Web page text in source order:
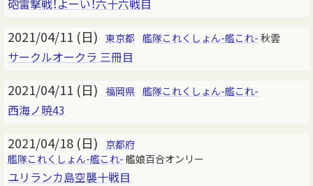
砲雷撃戦！よーい！六十六戦目
2021/04/11 (日) 東京都 艦隊これくしょん-艦これ- 秋雲
サークルオークラ 三冊目
2021/04/11 (日) 福岡県 艦隊これくしょん-艦これ-
西海ノ暁43
2021/04/18 (日)
京都府
艦隊これくしょん-艦これ- 艦娘百合オンリー
ユリランカ島空襲十戦目